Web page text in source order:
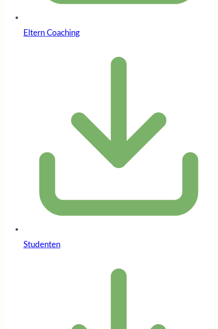
Eltern Coaching
Studenten